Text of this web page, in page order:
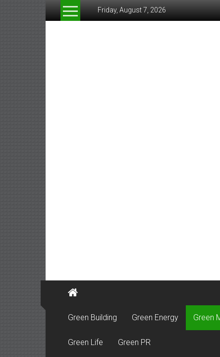
Friday, August 7, 2026
Green Building Green Energy Green
Green Life Green PR